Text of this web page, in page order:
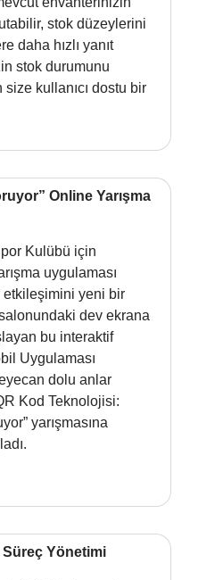
stok düzeylerini
daha hızlı yanıt
stok durumunu
kullanıcı dostu bir
Online Yarışma
Kulübü için
uygulaması
etkileşimini yeni bir
dev ekrana
bu interaktif
Uygulaması
dolu anlar
Kod Teknolojisi:
yarışmasına
Süreç Yönetimi